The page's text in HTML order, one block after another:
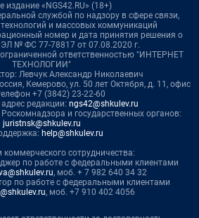
издание «NGS42.RU» (18+)
службой по надзору в сфере связи,
и массовых коммуникаций
номер и дата принятия решения о
ЭЛ № ФС 77-78817 от 07.08.2020 г.
ответственностью "ИНТЕРНЕТ
ТЕХНОЛОГИИ"
Левчук Александр Николаевич
Кемерово, ул. 50 лет Октября, д. 11, офис
+7 (3842) 23-22-60
редакции: ngs42@shkulev.ru
и государственных органов:
juristnsk@shkulev.ru
help@shkulev.ru
сотрудничества:
по работе с федеральными клиентами
, моб. + 7 982 640 34 32
по работе с федеральными клиентами
, моб. +7 910 402 4056